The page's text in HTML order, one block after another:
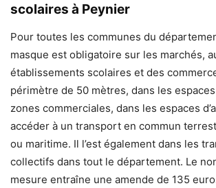
scolaires à Peynier
Pour toutes les communes du
masque est obligatoire sur les marchés,
établissements scolaires et des
périmètre de 50 mètres, dans les
zones commerciales, dans les espaces
accéder à un transport en commun
ou maritime. Il l’est également dans les
collectifs dans tout le département. Le
mesure entraîne une amende de 135